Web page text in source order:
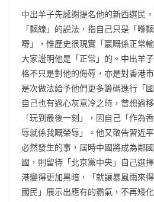
中出羊子先感謝提名他的新西選民
「黐線」的説法，指自己只是「喺
嘢」，惟歷史很現實「贏嘅係正常
大家證明他是「正常」的。中出羊
格不只是對他的侮辱，亦是對香港
是次做法給予他們更多籌碼進行「
自己也有過心灰意冷之時，曾想過
「玩到最後一刻」，因自己「作為
辱就係我嘅榮辱」。他又敬告習近
必然發生的事，屆時中國將成為鄰
國，則留待「北京黨中央」自己選
港變得更加黑暗，「就讓暴風雨來
國民」展示出應有的霸氣，不再矮